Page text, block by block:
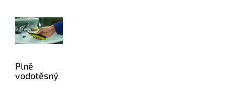
Plně
vodotěsný